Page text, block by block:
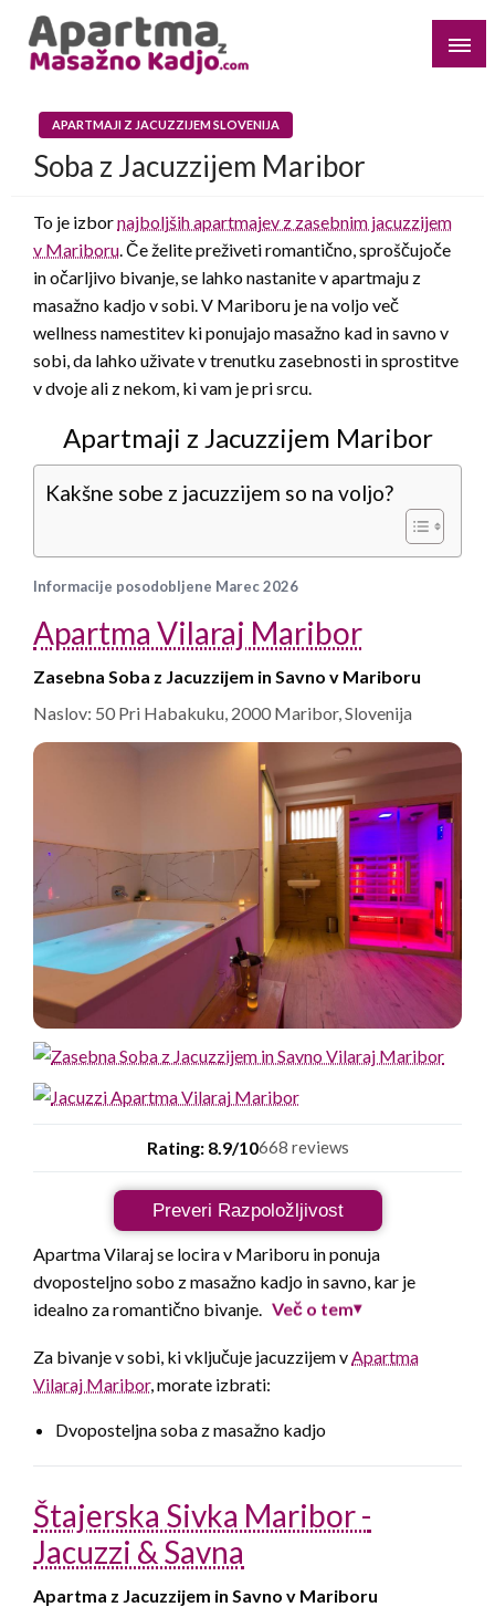
content
najljubša mesta
APARTMAJI Z JACUZZIJEM SLOVENIJA
Soba z Jacuzzijem Maribor
To je izbornajboljših apartmajev z zasebnim jacuzzijem
v Mariboru. Če želite preživeti romantično, sproščujoče
in očarljivo bivanje, se lahko nastanite v apartmaju z
masažno kadjo v sobi. V Mariboru je na voljo več
wellness namestitev ki ponujajo masažno kad in savno v
sobi, da lahko uživate v trenutku zasebnosti in sprostitve
v dvoje ali z nekom, ki vam je pri srcu.
Apartmaji z Jacuzzijem Maribor
Kakšne sobe z jacuzzijem so na voljo?
Informacije posodobljene Marec 2026
Apartma Vilaraj Maribor
Zasebna Soba z Jacuzzijem in Savno v Mariboru
Naslov: 50 Pri Habakuku, 2000 Maribor, Slovenija
Rating: 8.9/10668 reviews
Preveri Razpoložljivost
Apartma Vilaraj se locira v Mariboru in ponuja
dvoposteljno sobo z masažno kadjo in savno, kar je
idealno za romantično bivanje.
Več o tem▾
Za bivanje v sobi, ki vključuje jacuzzijem v Apartma
Vilaraj Maribor, morate izbrati:
Dvoposteljna soba z masažno kadjo
Štajerska Sivka Maribor -
Jacuzzi & Savna
Apartma z Jacuzzijem in Savno v Mariboru